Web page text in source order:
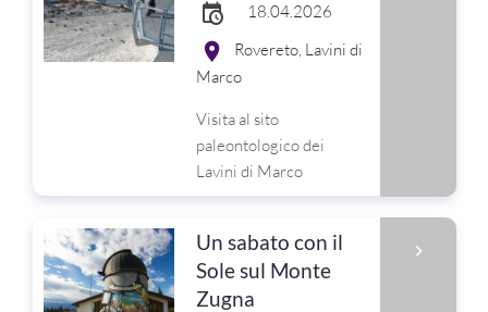
18.04.2026
Rovereto, Lavini di
Marco
Visita al sito
paleontologico dei
Lavini di Marco
Un sabato con il
Sole sul Monte
Zugna